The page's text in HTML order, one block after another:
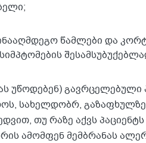
წამლები და
უწოდებენ)
სახელდობრ,
თუ რაზე აქვს
ამომფენ მემბრანას